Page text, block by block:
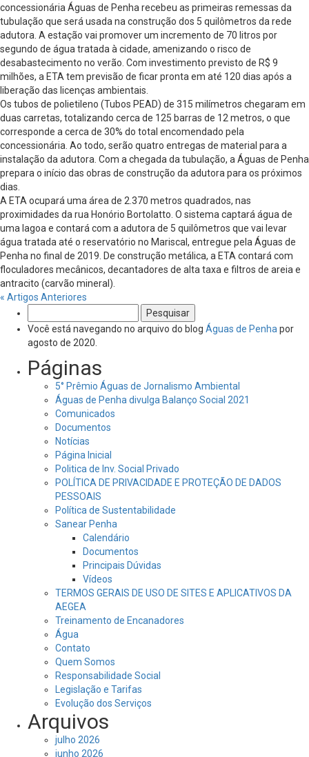
concessionária Águas de Penha recebeu as primeiras remessas da
tubulação que será usada na construção dos 5 quilômetros da rede
adutora. A estação vai promover um incremento de 70 litros por
segundo de água tratada à cidade, amenizando o risco de
desabastecimento no verão. Com investimento previsto de R$ 9
milhões, a ETA tem previsão de ficar pronta em até 120 dias após a
liberação das licenças ambientais.
Os tubos de polietileno (Tubos PEAD) de 315 milímetros chegaram em
duas carretas, totalizando cerca de 125 barras de 12 metros, o que
corresponde a cerca de 30% do total encomendado pela
concessionária. Ao todo, serão quatro entregas de material para a
instalação da adutora. Com a chegada da tubulação, a Águas de Penha
prepara o início das obras de construção da adutora para os próximos
dias.
A ETA ocupará uma área de 2.370 metros quadrados, nas
proximidades da rua Honório Bortolatto. O sistema captará água de
uma lagoa e contará com a adutora de 5 quilômetros que vai levar
água tratada até o reservatório no Mariscal, entregue pela Águas de
Penha no final de 2019. De construção metálica, a ETA contará com
floculadores mecânicos, decantadores de alta taxa e filtros de areia e
antracito (carvão mineral).
« Artigos Anteriores
por:
Você está navegando no arquivo do blog Águas de Penha por
agosto de 2020.
Páginas
5° Prêmio Águas de Jornalismo Ambiental
Águas de Penha divulga Balanço Social 2021
Comunicados
Documentos
Notícias
Página Inicial
Politica de Inv. Social Privado
POLÍTICA DE PRIVACIDADE E PROTEÇÃO DE DADOS
PESSOAIS
Política de Sustentabilidade
Sanear Penha
Calendário
Documentos
Principais Dúvidas
Vídeos
TERMOS GERAIS DE USO DE SITES E APLICATIVOS DA
AEGEA
Treinamento de Encanadores
Água
Contato
Quem Somos
Responsabilidade Social
Legislação e Tarifas
Evolução dos Serviços
Arquivos
julho 2026
junho 2026